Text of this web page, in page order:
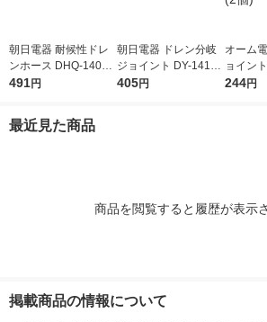
朝日電器 耐候性ドレ
ンホース DHQ-1405 1
個
491円
朝日電器 ドレン分岐
ジョイント DY-1416H
1個
405円
オーム
ョイン
1パック
244円
最近見た商品
商品を閲覧すると履歴が表示
掲載商品の情報について